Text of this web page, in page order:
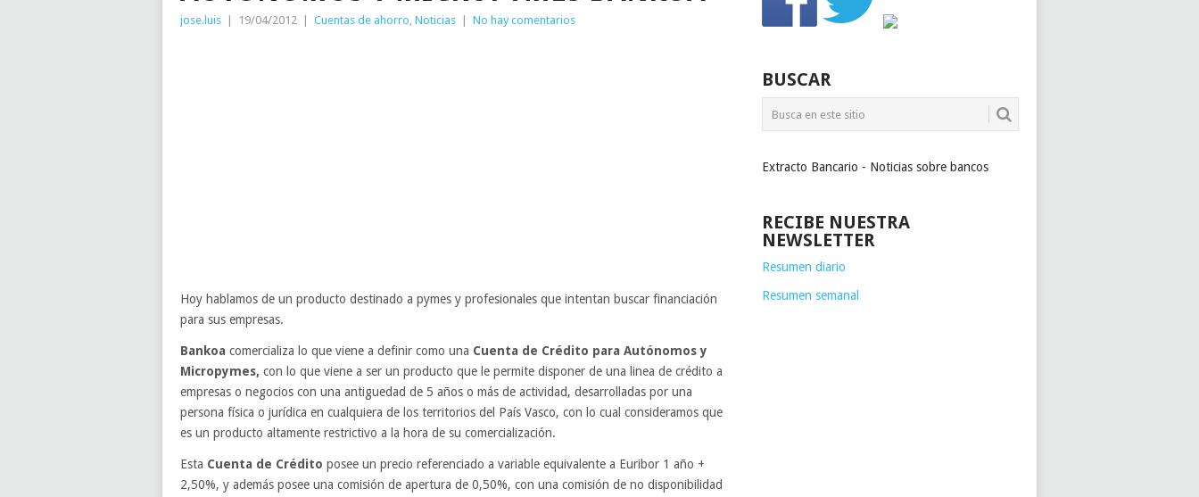
jose.luis 19/04/2012 Cuentas de ahorro, Noticias No hay comentarios
Hoy hablamos de un producto destinado a pymes y profesionales que intentan buscar financiación
para sus empresas.
Bankoa comercializa lo que viene a definir como una Cuenta de Crédito para Autónomos y
Micropymes, con lo que viene a ser un producto que le permite disponer de una linea de crédito a
empresas o negocios con una antiguedad de 5 años o más de actividad, desarrolladas por una
persona física o jurídica en cualquiera de los territorios del País Vasco, con lo cual consideramos que
es un producto altamente restrictivo a la hora de su comercialización.
Esta Cuenta de Crédito posee un precio referenciado a variable equivalente a Euribor 1 año +
2,50%, y además posee una comisión de apertura de 0,50%, con una comisión de no disponibilidad
BUSCAR
Extracto Bancario - Noticias sobre bancos
RECIBE NUESTRA
NEWSLETTER
Resumen diario
Resumen semanal